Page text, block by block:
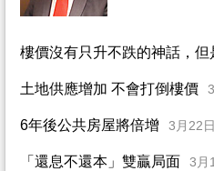
樓價沒有只升不跌的神話，但
土地供應增加 不會打倒樓價
6年後公共房屋將倍增 3月22日
「還息不還本」雙贏局面 3月